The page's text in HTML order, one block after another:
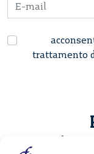
trattamento